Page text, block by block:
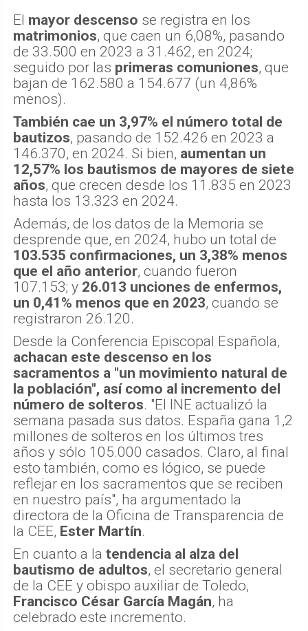
El mayor descenso se registra en los
matrimonios, que caen un 6,08%, pasando
de 33.500 en 2023 a 31.462, en 2024;
seguido por las primeras comuniones, que
bajan de 162.580 a 154.677 (un 4,86%
menos).
También cae un 3,97% el número total de
bautizos, pasando de 152.426 en 2023 a
146.370, en 2024. Si bien, aumentan un
12,57% los bautismos de mayores de siete
años, que crecen desde los 11.835 en 2023
hasta los 13.323 en 2024.
Además, de los datos de la Memoria se
desprende que, en 2024, hubo un total de
103.535 confirmaciones, un 3,38% menos
que el año anterior, cuando fueron
107.153; y 26.013 unciones de enfermos,
un 0,41% menos que en 2023, cuando se
registraron 26.120.
Desde la Conferencia Episcopal Española,
achacan este descenso en los
sacramentos a "un movimiento natural de
la población", así como al incremento del
número de solteros. "El INE actualizó la
semana pasada sus datos. España gana 1,2
millones de solteros en los últimos tres
años y sólo 105.000 casados. Claro, al final
esto también, como es lógico, se puede
reflejar en los sacramentos que se reciben
en nuestro país", ha argumentado la
directora de la Oficina de Transparencia de
la CEE, Ester Martín.
En cuanto a la tendencia al alza del
bautismo de adultos, el secretario general
de la CEE y obispo auxiliar de Toledo,
Francisco César García Magán, ha
celebrado este incremento.